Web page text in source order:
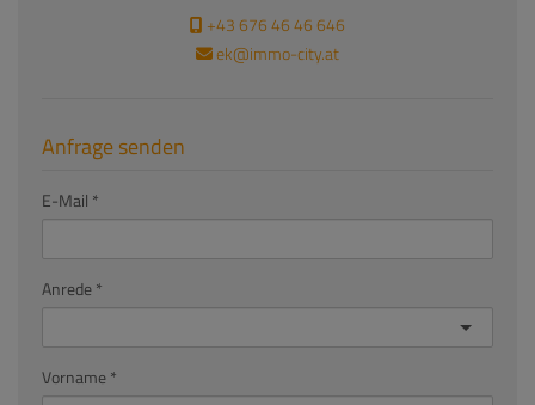
+43 676 46 46 646
ek@immo-city.at
Anfrage senden
E-Mail
Anrede
Vorname